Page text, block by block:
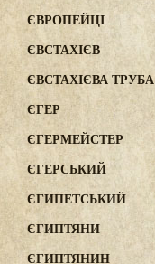
ЄВРОПЕЙЦІ
ЄВСТАХІЄВ
ЄВСТАХІЄВА ТРУБА
ЄГЕР
ЄГЕРМЕЙСТЕР
ЄГЕРСЬКИЙ
ЄГИПЕТСЬКИЙ
ЄГИПТЯНИ
ЄГИПТЯНИН